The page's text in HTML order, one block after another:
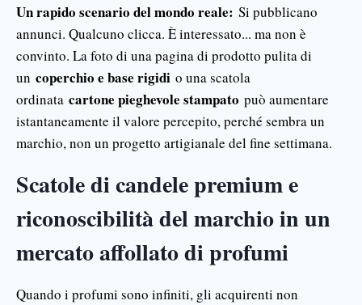
Un rapido scenario del mondo reale: Si pubblicano
annunci. Qualcuno clicca. È interessato... ma non è
convinto. La foto di una pagina di prodotto pulita di
un coperchio e base rigidi o una scatola
ordinata cartone pieghevole stampato può aumentare
istantaneamente il valore percepito, perché sembra un
marchio, non un progetto artigianale del fine settimana.
Scatole di candele premium e
riconoscibilità del marchio in un
mercato affollato di profumi
Quando i profumi sono infiniti, gli acquirenti non